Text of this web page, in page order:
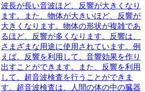
波長が長い音波ほど、反響が大きくなり
ます。また、物体が大きいほど、反響が
大きくなります。物体の形状が複雑であ
るほど、反響が多くなります。反響は、
さまざまな用途に使用されています。例
えば、反響を利用して、音響効果を作り
出すことができます。また、反響を利用
して、超音波検査を行うことができま
す。超音波検査は、人間の体の中の臓器